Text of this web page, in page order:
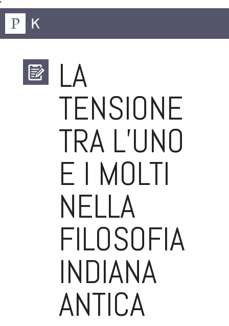
'
LA
TENSIONE
TRA L’UNO
E I MOLTI
NELLA
FILOSOFIA
INDIANA
ANTICA